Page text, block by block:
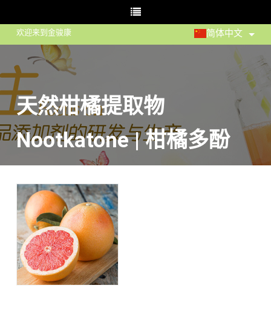
欢迎来到金骏康 简体中文
天然柑橘提取物
Nootkatone | 柑橘多酚